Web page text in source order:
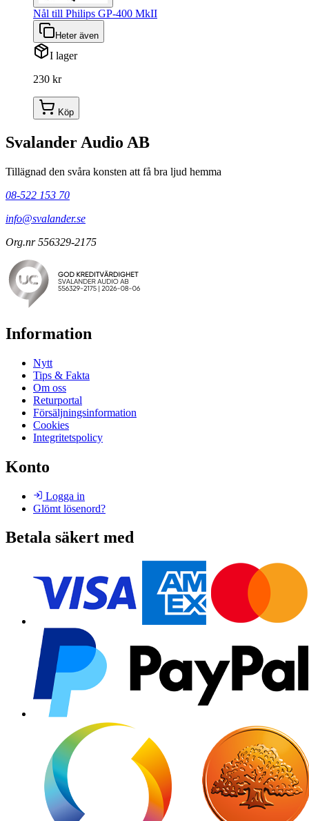
Nål till Philips GP-400 MkII
Heter även
I lager
230 kr
Köp
Svalander Audio AB
Tillägnad den svåra konsten att få bra ljud hemma
08-522 153 70
info@svalander.se
Org.nr 556329-2175
Information
Nytt
Tips & Fakta
Om oss
Returportal
Försäljningsinformation
Cookies
Integritetspolicy
Konto
Logga in
Glömt lösenord?
Betala säkert med